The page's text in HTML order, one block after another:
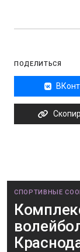
ПОДЕЛИТЬСЯ
СПОРТИВНЫЕ